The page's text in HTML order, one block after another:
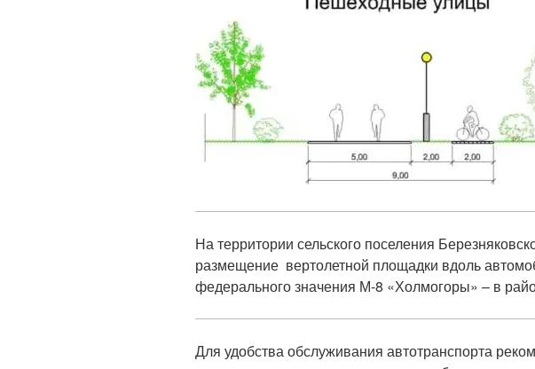
На территории сельского поселения
размещение вертолетной площадки вдоль
федерального значения М-8 «Холмогоры» – в
Для удобства обслуживания автотранспорта